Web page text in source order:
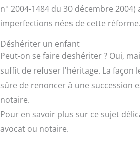
n° 2004-1484 du 30 décembre
imperfections nées de cette réforme.
Déshériter un enfant
Peut-on se faire deshériter ? Oui,
suffit de refuser l’héritage. La façon
sûre de renoncer à une succession
notaire.
Pour en savoir plus sur ce sujet
avocat ou notaire.